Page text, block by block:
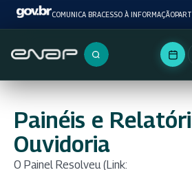
COMUNICA BRACESSO À INFORMAÇÃO
Buscar no portal
Painéis e
Ouvidoria
O Painel Resolveu (Link: